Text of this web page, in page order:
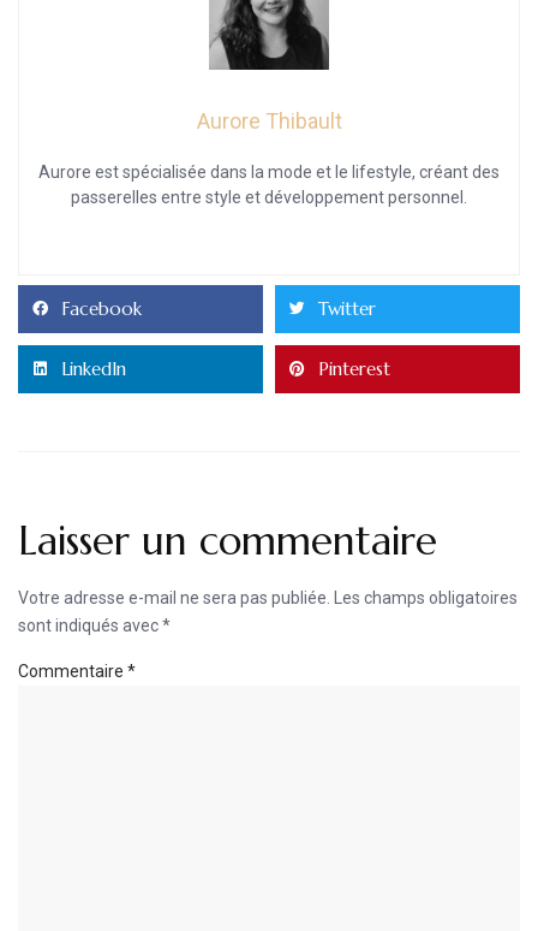
Aurore Thibault
Aurore est spécialisée dans la mode et le lifestyle, créant des
passerelles entre style et développement personnel.
Facebook Twitter
LinkedIn Pinterest
Laisser un commentaire
Votre adresse e-mail ne sera pas publiée.
Les champs obligatoires
sont indiqués avec*
Commentaire *